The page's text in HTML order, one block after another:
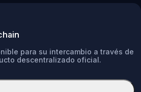
para su intercambio a través de
descentralizado oficial.